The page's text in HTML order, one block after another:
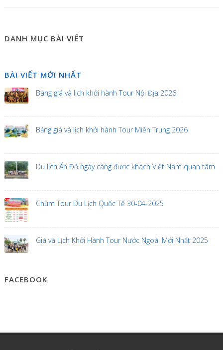
DANH MỤC BÀI VIẾT
BÀI VIẾT MỚI NHẤT
Báng giá và lịch khởi hành Tour Nội Địa 2026
Bảng giá và lịch khởi hành Tour Miền Trung 2026
Du lịch Ấn Độ ngày càng được khách Việt Nam quan tâm
Chùm Tour Du Lịch Quốc Tế 30-04-2025
Giá và Lịch Khởi Hành Tour Nước Ngoài Mới Nhất 2025
FACEBOOK